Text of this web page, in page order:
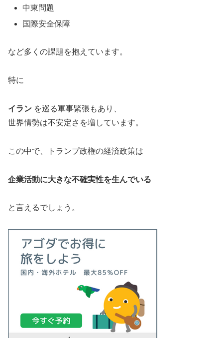
中東問題
国際安全保障
など多くの課題を抱えています。
特に
イラン を巡る軍事緊張もあり、
世界情勢は不安定さを増しています。
この中で、トランプ政権の経済政策は
企業活動に大きな不確実性を生んでいる
と言えるでしょう。